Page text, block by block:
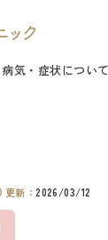
病気・症状について
更新：2026/03/12